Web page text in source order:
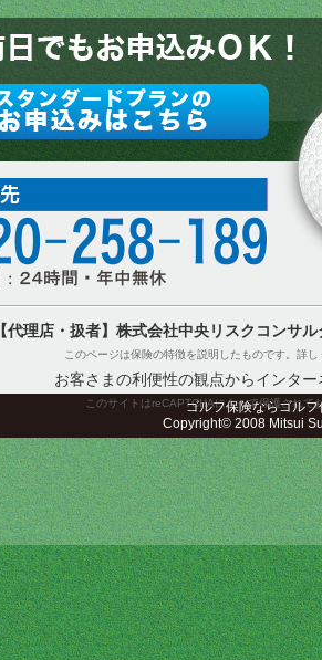
【代理店・扱者】株式会社中央リスクコンサ
このページは保険の特徴を説明したものです。詳
お客さまの利便性の観点からインタ
このサイトはreCAPTCHAによって保護されて
ゴルフ保険ならゴル
Copyright© 2008 Mitsui